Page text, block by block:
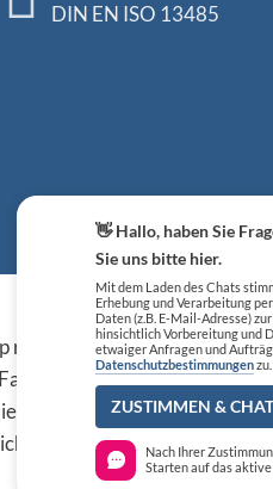
DIN EN ISO 13485
richten sich
die
Tätigkeit
Sicher
👋 Hallo, haben Sie
Sie uns bitte hier.
Mit dem Laden des Chats
Erhebung und Verarbeitung
Daten (z.B. E-Mail-Adresse)
hinsichtlich Vorbereitung und
etwaiger Anfragen und
Datenschutzbestimmungenzu.
ZUSTIMMEN &
Nach Ihrer
Starten auf das aktive